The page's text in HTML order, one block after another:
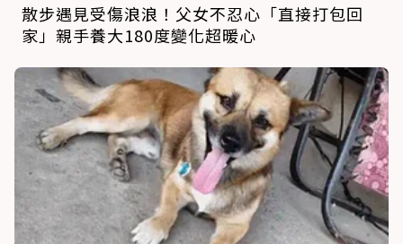
散步遇見受傷浪浪！父女不忍心「直接打包回
家」親手養大180度變化超暖心